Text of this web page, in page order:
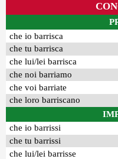
che io barrisca
che tu barrisca
che lui/lei barrisca
che noi barriamo
che voi barriate
che loro barriscano
che io barrissi
che tu barrissi
che lui/lei barrisse